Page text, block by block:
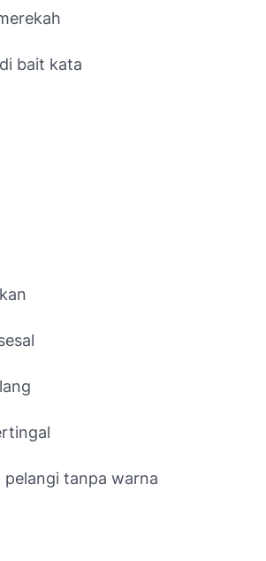
bait kata
pelangi tanpa warna